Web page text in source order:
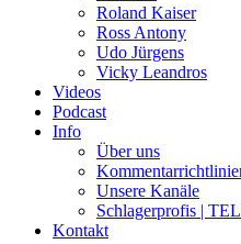
Roland Kaiser
Ross Antony
Udo Jürgens
Vicky Leandros
Videos
Podcast
Info
Über uns
Unsere Kanäle
Schlagerprofis |
Kontakt